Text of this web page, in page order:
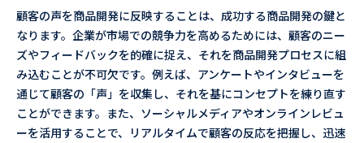
顧客の声を商品開発に反映することは、成功する商品開発の鍵と
なります。企業が市場での競争力を高めるためには、顧客のニー
ズやフィードバックを的確に捉え、それを商品開発プロセスに組
み込むことが不可欠です。例えば、アンケートやインタビューを
通じて顧客の「声」を収集し、それを基にコンセプトを練り直す
ことができます。また、ソーシャルメディアやオンラインレビュ
ーを活用することで、リアルタイムで顧客の反応を把握し、迅速